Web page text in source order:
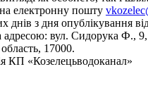
електронну пошту
днів з дня опублікування
адресою: вул. Сидорука Ф.,
область, 17000.
КП «Козелецьводоканал»